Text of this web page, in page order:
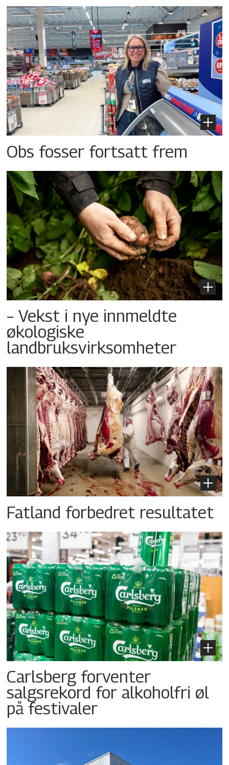
Obs fosser fortsatt frem
– Vekst i nye innmeldte
økologiske
landbruksvirksomheter
Fatland forbedret resultatet
Carlsberg forventer
salgsrekord for alkoholfri øl
på festivaler